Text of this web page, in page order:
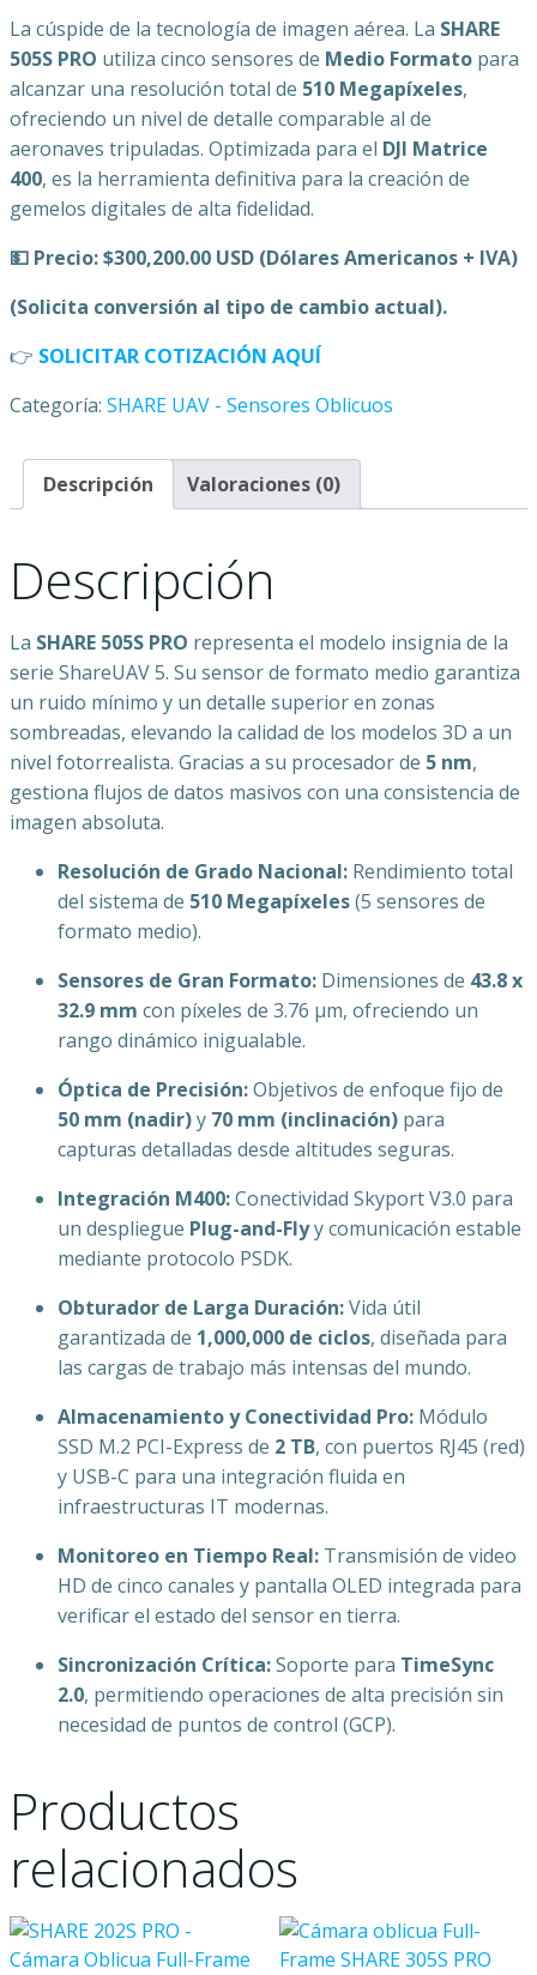
La cúspide de la tecnología de imagen aérea. La SHARE
505S PRO utiliza cinco sensores de Medio Formato para
alcanzar una resolución total de 510 Megapíxeles,
ofreciendo un nivel de detalle comparable al de
aeronaves tripuladas. Optimizada para el DJI Matrice
400, es la herramienta definitiva para la creación de
gemelos digitales de alta fidelidad.
💵 Precio: $300,200.00 USD (Dólares Americanos + IVA)
(Solicita conversión al tipo de cambio actual).
👉 SOLICITAR COTIZACIÓN AQUÍ
Categoría: SHARE UAV - Sensores Oblicuos
Descripción Valoraciones (0)
Descripción
La SHARE 505S PRO representa el modelo insignia de la
serie ShareUAV 5. Su sensor de formato medio garantiza
un ruido mínimo y un detalle superior en zonas
sombreadas, elevando la calidad de los modelos 3D a un
nivel fotorrealista. Gracias a su procesador de 5 nm,
gestiona flujos de datos masivos con una consistencia de
imagen absoluta.
Resolución de Grado Nacional: Rendimiento total
del sistema de 510 Megapíxeles(5 sensores de
formato medio).
Sensores de Gran Formato: Dimensiones de 43.8 x
32.9 mm con píxeles de 3.76 µm, ofreciendo un
rango dinámico inigualable.
Óptica de Precisión:Objetivos de enfoque fijo de
50 mm (nadir)y 70 mm (inclinación) para
capturas detalladas desde altitudes seguras.
Integración M400:Conectividad Skyport V3.0 para
un despliegue Plug-and-Flyy comunicación estable
mediante protocolo PSDK.
Obturador de Larga Duración:Vida útil
garantizada de 1,000,000 de ciclos, diseñada para
las cargas de trabajo más intensas del mundo.
Almacenamiento y Conectividad Pro: Módulo
SSD M.2 PCI-Express de 2 TB, con puertos RJ45 (red)
y USB-C para una integración fluida en
infraestructuras IT modernas.
Monitoreo en Tiempo Real: Transmisión de video
HD de cinco canales y pantalla OLED integrada para
verificar el estado del sensor en tierra.
Sincronización Crítica:Soporte para TimeSync
2.0, permitiendo operaciones de alta precisión sin
necesidad de puntos de control (GCP).
Productos
relacionados